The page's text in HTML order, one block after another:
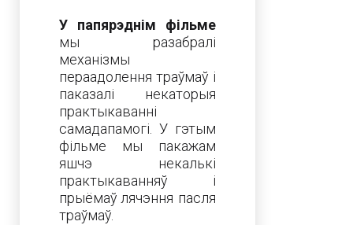
У папярэднім фільме
мы разабралі
механізмы
пераадолення траўмаў і
паказалі некаторыя
практыкаванні
самадапамогі. У гэтым
фільме мы пакажам
яшчэ некалькі
практыкаванняў і
прыёмаў лячэння пасля
траўмаў.